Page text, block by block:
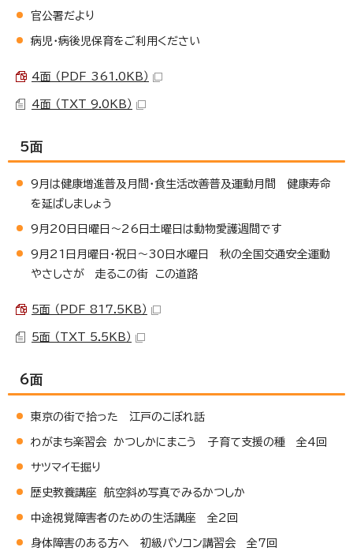
官公署だより
病児・病後児保育をご利用ください
4面 （PDF 361.0KB）
4面 （TXT 9.0KB）
5面
9月は健康増進普及月間・食生活改善普及運動月間 健康寿命
を延ばしましょう
9月20日日曜日～26日土曜日は動物愛護週間です
9月21日月曜日・祝日～30日水曜日 秋の全国交通安全運動
やさしさが 走るこの街 この道路
5面 （PDF 817.5KB）
5面 （TXT 5.5KB）
6面
東京の街で拾った 江戸のこぼれ話
わがまち楽習会 かつしかにまこう 子育て支援の種 全4回
サツマイモ掘り
歴史教養講座 航空斜め写真でみるかつしか
中途視覚障害者のための生活講座 全2回
身体障害のある方へ 初級パソコン講習会 全7回